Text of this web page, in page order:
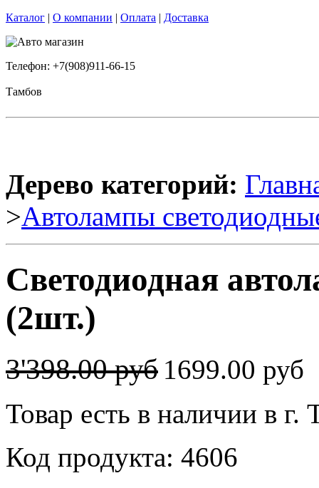
Каталог | О компании | Оплата | Доставка
Телефон: +7(908)911-66-15
Тамбов
Дерево категорий:
>Автолампы
Светодиодная
(2шт.)
3'398.00 руб 1699.00 руб
Товар есть в наличии в г.
Код продукта: 4606